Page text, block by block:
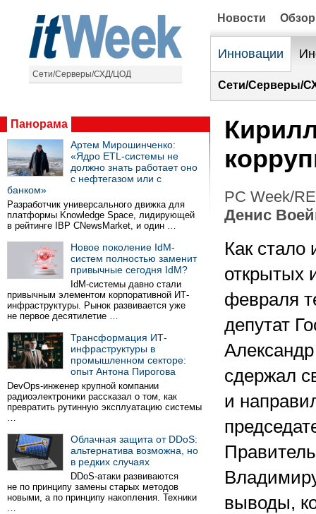
Сети/Серверы/СХД/ЦОД
Новости
Инновации
Сети/Серверы/
Панорама
Артем Мирошинченко:
«Ядро ETL-системы не
должно знать работает оно
с нефтегазом или с
банком»
Разработчик универсального движка для
платформы Knowledge Space, лидирующей
в рейтинге IBP CNewsMarket, и один …
Новое поколение IdM-
систем полностью заменит
привычные сегодня IdM?
IdM-системы давно стали
привычным элементом корпоративной ИТ-
инфраструктуры. Рынок развивается уже
не первое десятилетие …
Трансформация ИТ-
инфраструктуры в
промышленном секторе:
опыт Антона Пирогова
DevOps-инженер крупной компании
радиоэлектроники рассказал о том, как
превратить рутинную эксплуатацию системы
…
Облачная защита от DDoS:
альтернатива возможна, но
в редких случаях
DDoS-атаки развиваются
не по принципу замены старых методов
новыми, а по принципу накопления. Техники
…
PC Week/
Денис
Как стало
открытых
февраля
депутат
сдержал
и
выводы,